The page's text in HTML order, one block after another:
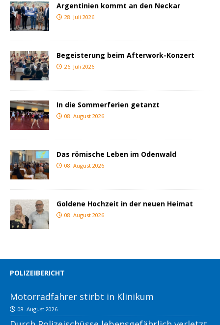
Argentinien kommt an den Neckar
28. Juli 2026
Begeisterung beim Afterwork-Konzert
26. Juli 2026
In die Sommerferien getanzt
08. August 2026
Das römische Leben im Odenwald
08. August 2026
Goldene Hochzeit in der neuen Heimat
08. August 2026
POLIZEIBERICHT
Motorradfahrer stirbt in Klinikum
08. August 2026